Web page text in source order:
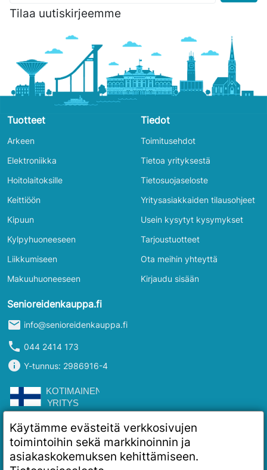
Tilaa uutiskirjeemme
Tuotteet
Arkeen
Elektroniikka
Hoitolaitoksille
Keittiöön
Kipuun
Kylpyhuoneeseen
Liikkumiseen
Makuuhuoneeseen
Tiedot
Toimitusehdot
Tietoa yrityksestä
Tietosuojaseloste
Yritysasiakkaiden tilausohjeet
Usein kysytyt kysymykset
Tarjoustuotteet
Ota meihin yhteyttä
Kirjaudu sisään
Senioreidenkauppa.fi
mail info@senioreidenkauppa.fi
phone 044 2414 173
info Y-tunnus: 2986916-4
Käytämme evästeitä verkkosivujen
toimintoihin sekä markkinoinnin ja
asiakaskokemuksen kehittämiseen.